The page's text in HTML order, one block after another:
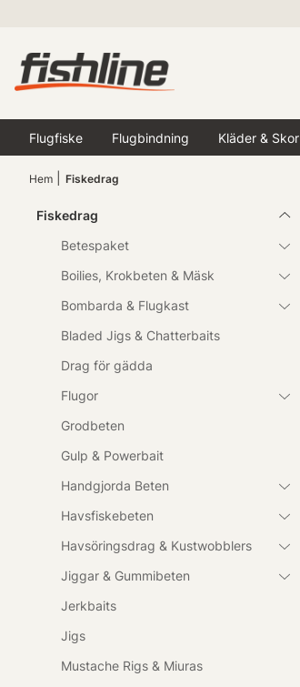
Flugfiske Flugbindning Kläder & Skor
Hem Fiskedrag
Fiskedrag
Betespaket
Boilies, Krokbeten & Mäsk
Bombarda & Flugkast
Bladed Jigs & Chatterbaits
Drag för gädda
Flugor
Grodbeten
Gulp & Powerbait
Handgjorda Beten
Havsfiskebeten
Havsöringsdrag & Kustwobblers
Jiggar & Gummibeten
Jerkbaits
Jigs
Mustache Rigs & Miuras
Intriger, Susp, 10,5cm, 15,7g -
Acid Herring